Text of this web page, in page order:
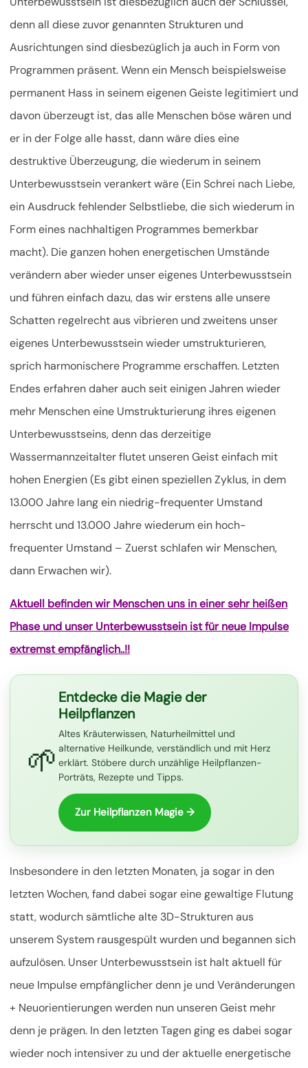
denn all diese zuvor genannten Strukturen und
Ausrichtungen sind diesbezüglich ja auch in Form von
Programmen präsent. Wenn ein Mensch beispielsweise
permanent Hass in seinem eigenen Geiste legitimiert und
davon überzeugt ist, das alle Menschen böse wären und
er in der Folge alle hasst, dann wäre dies eine
destruktive Überzeugung, die wiederum in seinem
Unterbewusstsein verankert wäre (Ein Schrei nach Liebe,
ein Ausdruck fehlender Selbstliebe, die sich wiederum in
Form eines nachhaltigen Programmes bemerkbar
macht). Die ganzen hohen energetischen Umstände
verändern aber wieder unser eigenes Unterbewusstsein
und führen einfach dazu, das wir erstens alle unsere
Schatten regelrecht aus vibrieren und zweitens unser
eigenes Unterbewusstsein wieder umstrukturieren,
sprich harmonischere Programme erschaffen. Letzten
Endes erfahren daher auch seit einigen Jahren wieder
mehr Menschen eine Umstrukturierung ihres eigenen
Unterbewusstseins, denn das derzeitige
Wassermannzeitalter flutet unseren Geist einfach mit
hohen Energien (Es gibt einen speziellen Zyklus, in dem
13.000 Jahre lang ein niedrig-frequenter Umstand
herrscht und 13.000 Jahre wiederum ein hoch-
frequenter Umstand – Zuerst schlafen wir Menschen,
dann Erwachen wir).
Aktuell befinden wir Menschen uns in einer sehr heißen
Phase und unser Unterbewusstsein ist für neue Impulse
extremst empfänglich..!!
🌱
Entdecke die Magie der
Heilpflanzen
Altes Kräuterwissen, Naturheilmittel und
alternative Heilkunde, verständlich und mit Herz
erklärt. Stöbere durch unzählige Heilpflanzen-
Porträts, Rezepte und Tipps.
Zur Heilpflanzen Magie →
Insbesondere in den letzten Monaten, ja sogar in den
letzten Wochen, fand dabei sogar eine gewaltige Flutung
statt, wodurch sämtliche alte 3D-Strukturen aus
unserem System rausgespült wurden und begannen sich
aufzulösen. Unser Unterbewusstsein ist halt aktuell für
neue Impulse empfänglicher denn je und Veränderungen
+ Neuorientierungen werden nun unseren Geist mehr
denn je prägen. In den letzten Tagen ging es dabei sogar
wieder noch intensiver zu und der aktuelle energetische